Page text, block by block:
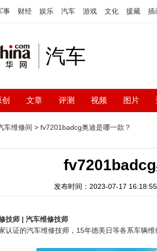
事 财经 娱乐 汽车 游戏 文化 援藏 插
汽车
创 文章 评测 视频 图片
车维修间 > fv7201badcg奥迪是哪一款？
fv7201badcg
发布时间：2023-07-17 16:18:55
技师 | 汽车维修技师